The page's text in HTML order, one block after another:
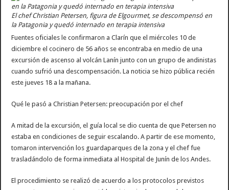
El chef Christian Petersen, figura de Elgourmet, se descompensó en
la Patagonia y quedó internado en terapia intensiva
Fuentes oficiales le confirmaron a Clarín que el miércoles 10 de
diciembre el cocinero de 56 años se encontraba en medio de una
excursión de ascenso al volcán Lanín junto con un grupo de andinistas
cuando sufrió una descompensación. La noticia se hizo pública recién
este jueves 18 a la mañana.
Qué le pasó a Christian Petersen: preocupación por el chef
A mitad de la excursión, el guía local se dio cuenta de que Petersen no
estaba en condiciones de seguir escalando. A partir de ese momento,
tomaron intervención los guardaparques de la zona y el chef fue
trasladándolo de forma inmediata al Hospital de Junín de los Andes.
El procedimiento se realizó de acuerdo a los protocolos previstos